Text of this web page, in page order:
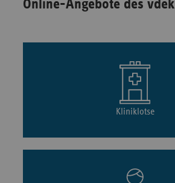
Online-Angebote des vdek
Kliniklotse